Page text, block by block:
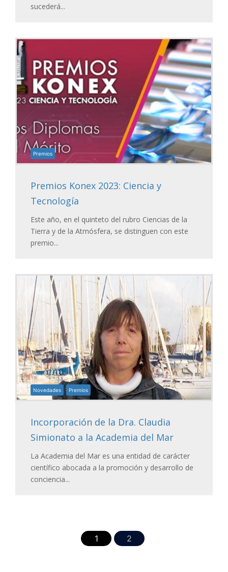
sucederá...
Premios
Premios Konex 2023: Ciencia y
Tecnología
Este año, en el quinteto del rubro Ciencias de la
Tierra y de la Atmósfera, se distinguen con este
premio...
Novedades Premios
Incorporación de la Dra. Claudia
Simionato a la Academia del Mar
La Academia del Mar es una entidad de carácter
científico abocada a la promoción y desarrollo de
conciencia...
1 2